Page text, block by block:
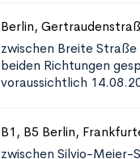
Berlin,
zwischen Breite
beiden Richtungen
voraussichtlich
B1, B5 Berlin,
zwischen Silvio-Meier-